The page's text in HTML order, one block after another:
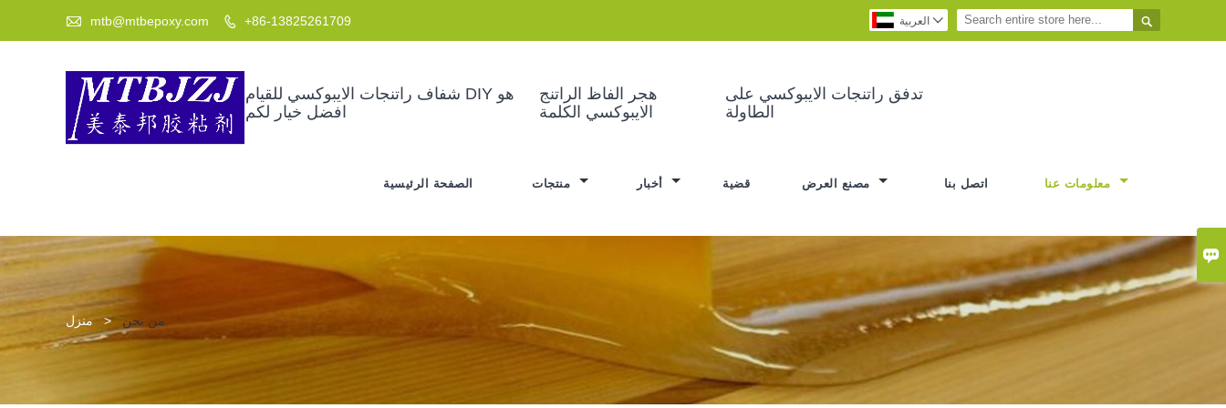

 mtb@mtbepoxy.com  +86-13825261709  العربية 
شفاف راتنجات الايبوكسي للقيام DIY هو
افضل خيار لكم
هجر الفاظ الراتنج
الايبوكسي الكلمة
تدفق راتنجات الايبوكسي على
الطاولة
الصفحة الرئيسية قضية اتصل بنا
منزل > من نحن